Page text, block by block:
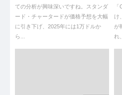
ての分析が興味深いですね。スタンダ
ード・チャータードが価格予想を大幅
に引き下げ、2025年には1万ドルか
ら...
け
が
れ